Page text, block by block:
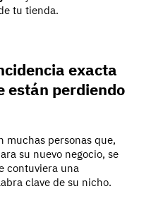
tu tienda.
exacta
están perdiendo
muchas personas que,
su nuevo negocio, se
contuviera una
clave de su nicho.